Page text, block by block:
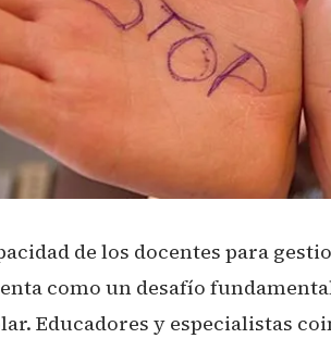
de los docentes para
como un desafío
Educadores y especialistas